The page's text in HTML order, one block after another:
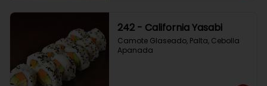
242 - California Yasabi
Camote Glaseado, Palta, Cebolla
Apanada